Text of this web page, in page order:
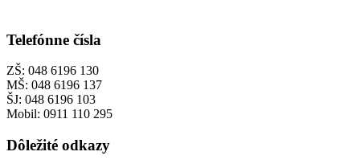
Telefónne čísla
ZŠ: 048 6196 130
MŠ: 048 6196 137
ŠJ: 048 6196 103
Mobil: 0911 110 295
Dôležité odkazy